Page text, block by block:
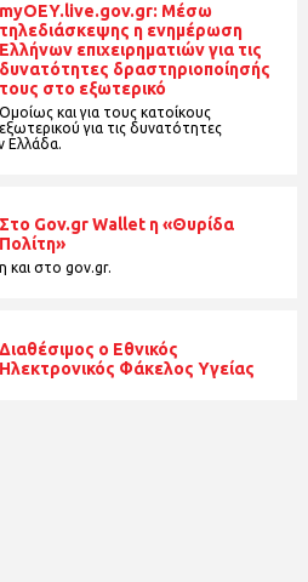
myOEY.live.gov.gr: Μέσω
τηλεδιάσκεψης η ενημέρωση
Ελλήνων επιχειρηματιών για τις
δυνατότητες δραστηριοποίησής
τους στο εξωτερικό
Ομοίως και για τους κατοίκους
εξωτερικού για τις δυνατότητες
Ελλάδα.
Στο Gov.gr Wallet η «Θυρίδα
Πολίτη»
και στο gov.gr.
Διαθέσιμος ο Εθνικός
Ηλεκτρονικός Φάκελος Υγείας